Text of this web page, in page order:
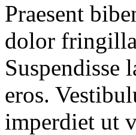
Praesent
dolor
Suspendisse
eros.
imperdiet ut